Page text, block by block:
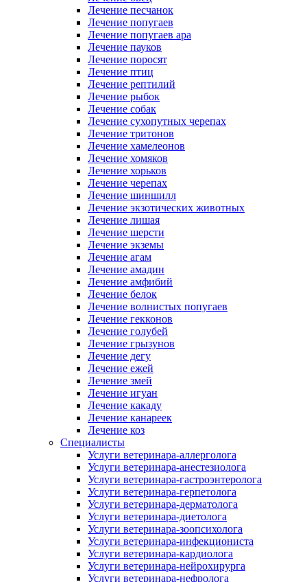
Лечение песчанок
Лечение попугаев
Лечение попугаев ара
Лечение пауков
Лечение поросят
Лечение птиц
Лечение рептилий
Лечение рыбок
Лечение собак
Лечение сухопутных черепах
Лечение тритонов
Лечение хамелеонов
Лечение хомяков
Лечение хорьков
Лечение черепах
Лечение шиншилл
Лечение экзотических животных
Лечение лишая
Лечение шерсти
Лечение экземы
Лечение агам
Лечение амадин
Лечение амфибий
Лечение белок
Лечение волнистых попугаев
Лечение гекконов
Лечение голубей
Лечение грызунов
Лечение дегу
Лечение ежей
Лечение змей
Лечение игуан
Лечение какаду
Лечение канареек
Лечение коз
Специалисты
Услуги ветеринара-аллерголога
Услуги ветеринара-анестезиолога
Услуги ветеринара-гастроэнтеролога
Услуги ветеринара-герпетолога
Услуги ветеринара-дерматолога
Услуги ветеринара-диетолога
Услуги ветеринара-зоопсихолога
Услуги ветеринара-инфекциониста
Услуги ветеринара-кардиолога
Услуги ветеринара-нейрохирурга
Услуги ветеринара-нефролога